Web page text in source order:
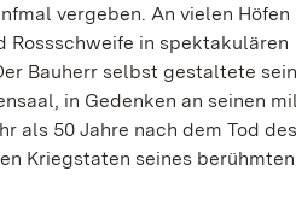
vergeben. An vielen Höfen
Rossschweife in spektakulären
Bauherr selbst gestaltete
in Gedenken an seinen
als 50 Jahre nach dem Tod
Kriegstaten seines